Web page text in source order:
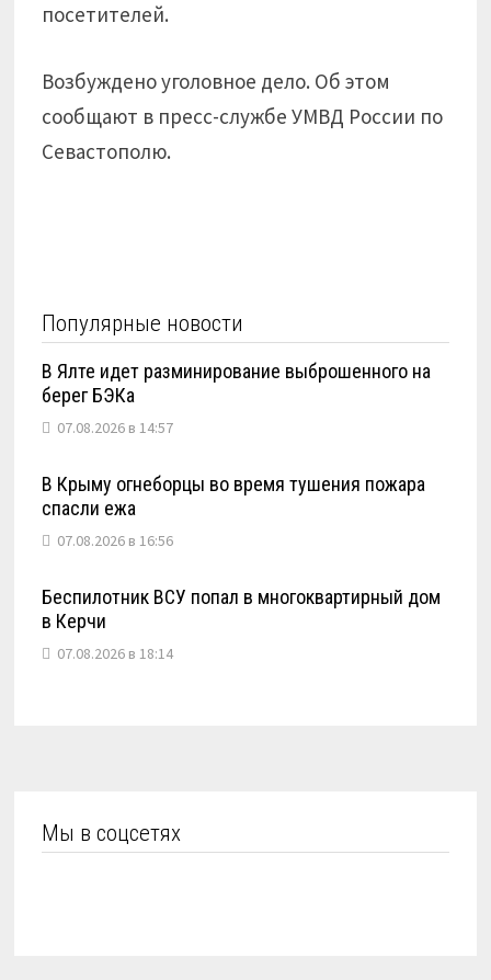
посетителей.
Возбуждено уголовное дело. Об этом
сообщают в пресс-службе УМВД России по
Севастополю.
Популярные новости
В Ялте идет разминирование выброшенного на
берег БЭКа
07.08.2026 в 14:57
В Крыму огнеборцы во время тушения пожара
спасли ежа
07.08.2026 в 16:56
Беспилотник ВСУ попал в многоквартирный дом
в Керчи
07.08.2026 в 18:14
Мы в соцсетях